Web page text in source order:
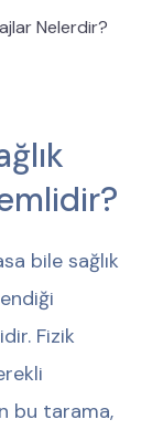
Nelerdir?
bile sağlık
Fizik
bu tarama,